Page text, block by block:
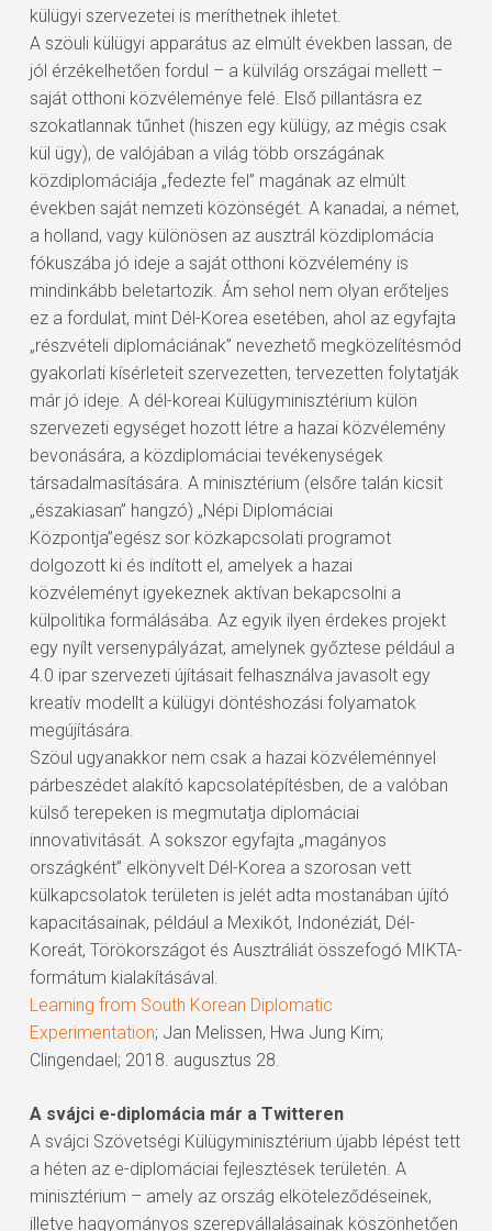
külügyi szervezetei is meríthetnek ihletet.
A szöuli külügyi apparátus az elmúlt években lassan, de
jól érzékelhetően fordul – a külvilág országai mellett –
saját otthoni közvéleménye felé. Első pillantásra ez
szokatlannak tűnhet (hiszen egy külügy, az mégis csak
kül ügy), de valójában a világ több országának
közdiplomáciája „fedezte fel” magának az elmúlt
években saját nemzeti közönségét. A kanadai, a német,
a holland, vagy különösen az ausztrál közdiplomácia
fókuszába jó ideje a saját otthoni közvélemény is
mindinkább beletartozik. Ám sehol nem olyan erőteljes
ez a fordulat, mint Dél-Korea esetében, ahol az egyfajta
„részvételi diplomáciának” nevezhető megközelítésmód
gyakorlati kísérleteit szervezetten, tervezetten folytatják
már jó ideje. A dél-koreai Külügyminisztérium külön
szervezeti egységet hozott létre a hazai közvélemény
bevonására, a közdiplomáciai tevékenységek
társadalmasítására. A minisztérium (elsőre talán kicsit
„északiasan” hangzó) „Népi Diplomáciai
Központja”egész sor közkapcsolati programot
dolgozott ki és indított el, amelyek a hazai
közvéleményt igyekeznek aktívan bekapcsolni a
külpolitika formálásába. Az egyik ilyen érdekes projekt
egy nyílt versenypályázat, amelynek győztese például a
4.0 ipar szervezeti újításait felhasználva javasolt egy
kreatív modellt a külügyi döntéshozási folyamatok
megújítására.
Szöul ugyanakkor nem csak a hazai közvéleménnyel
párbeszédet alakító kapcsolatépítésben, de a valóban
külső terepeken is megmutatja diplomáciai
innovativitását. A sokszor egyfajta „magányos
országként” elkönyvelt Dél-Korea a szorosan vett
külkapcsolatok területen is jelét adta mostanában újító
kapacitásainak, például a Mexikót, Indonéziát, Dél-
Koreát, Törökországot és Ausztráliát összefogó MIKTA-
formátum kialakításával.
Learning from South Korean Diplomatic
Experimentation; Jan Melissen, Hwa Jung Kim;
Clingendael; 2018. augusztus 28.
A svájci e-diplomácia már a Twitteren
A svájci Szövetségi Külügyminisztérium újabb lépést tett
a héten az e-diplomáciai fejlesztések területén. A
minisztérium – amely az ország elköteleződéseinek,
illetve hagyományos szerepvállalásainak köszönhetően